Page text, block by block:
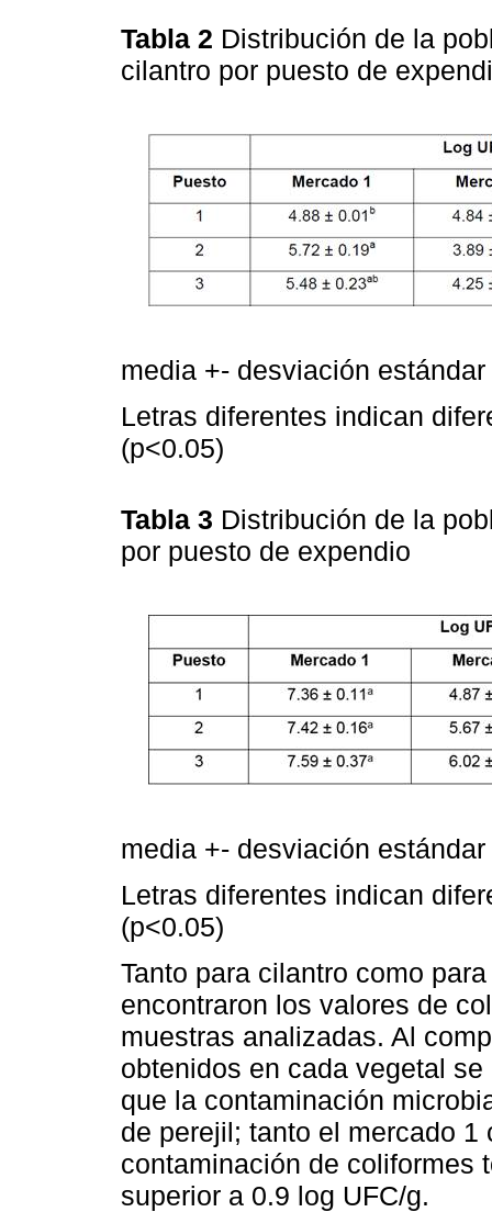
Tabla 2 Distribución de la
cilantro por puesto de
media +- desviación estándar
Letras diferentes indican
(p<0.05)
Tabla 3 Distribución de la
por puesto de expendio
media +- desviación estándar
Letras diferentes indican
(p<0.05)
Tanto para cilantro como
encontraron los valores de
muestras analizadas. Al
obtenidos en cada vegetal
que la contaminación
de perejil; tanto el mercado
contaminación de coliformes
superior a 0.9 log UFC/g.